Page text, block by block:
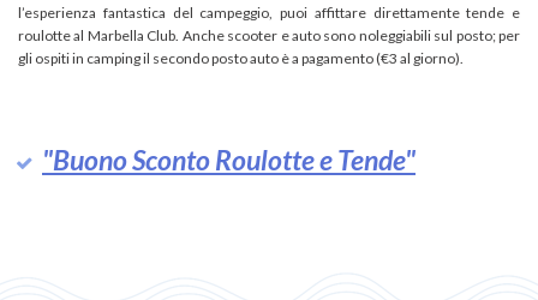
l’esperienza fantastica del campeggio, puoi affittare direttamente tende e
roulotte al Marbella Club. Anche scooter e auto sono noleggiabili sul posto; per
gli ospiti in camping il secondo posto auto è a pagamento (€3 al giorno).
"Buono Sconto Roulotte e Tende"